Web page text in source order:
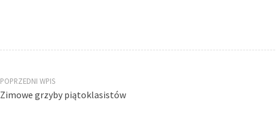
POPRZEDNI WPIS
Zimowe grzyby piątoklasistów